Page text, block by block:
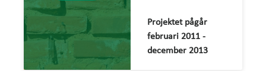
Projektet pågår
februari 2011 -
december 2013